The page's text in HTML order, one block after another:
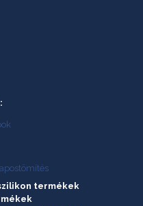
termékek